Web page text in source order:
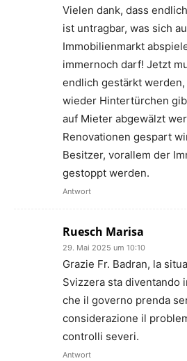
Vielen dank, dass
ist untragbar, was sich
Immobilienmarkt
immernoch darf! Jetzt
endlich gestärkt werden,
wieder Hintertürchen
auf Mieter abgewälzt
Renovationen gespart
Besitzer, vorallem der
gestoppt werden.
Antwort
Ruesch Marisa
29. Mai 2025 um 10:10
Grazie Fr. Badran, la
Svizzera sta diventando
che il governo prenda
considerazione il
controlli severi.
Antwort